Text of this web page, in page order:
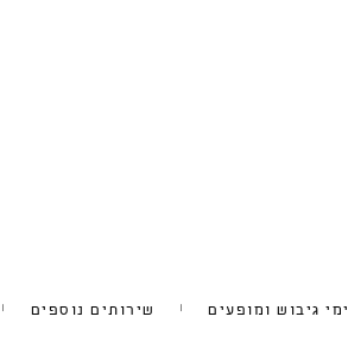
ימי גיבוש ומופעים שירותים נוספים